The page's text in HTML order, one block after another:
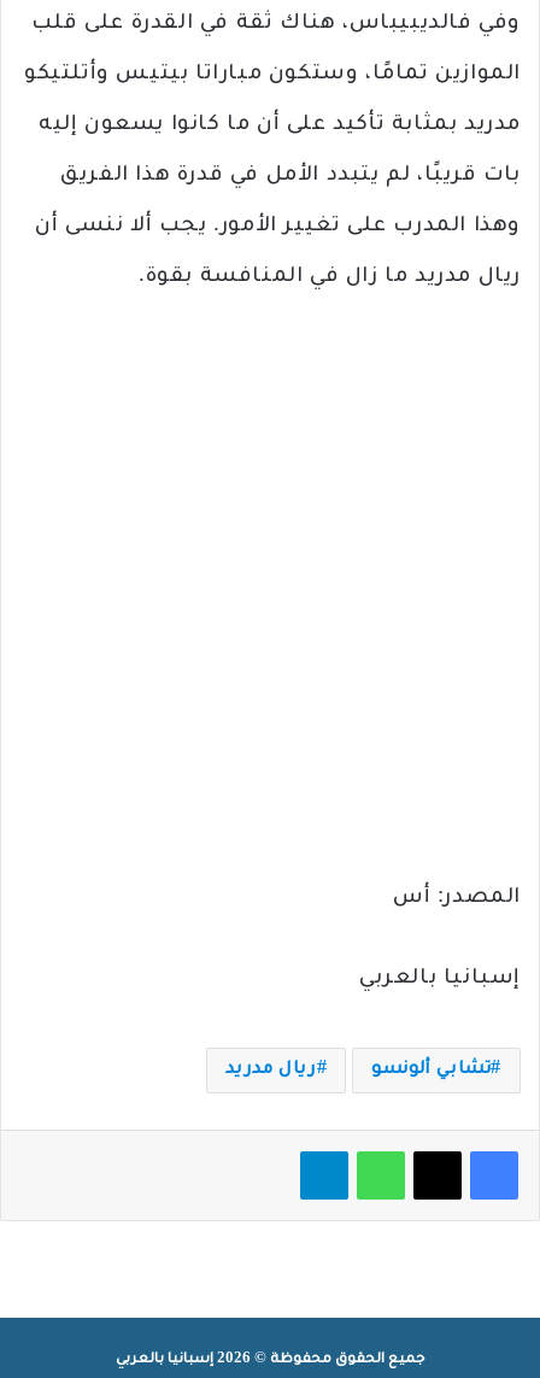
وفي فالديبيباس، هناك ثقة في القدرة على قلب
الموازين تمامًا، وستكون مباراتا بيتيس وأتلتيكو
مدريد بمثابة تأكيد على أن ما كانوا يسعون إليه
بات قريبًا، لم يتبدد الأمل في قدرة هذا الفريق
وهذا المدرب على تغيير الأمور. يجب ألا ننسى أن
ريال مدريد ما زال في المنافسة بقوة.
المصدر: أس
إسبانيا بالعربي
تشابي ألونسو ريال مدريد
فيسبوك‫X واتساب تيلقرام
جميع الحقوق محفوظة © 2026 إسبانيا بالعربي